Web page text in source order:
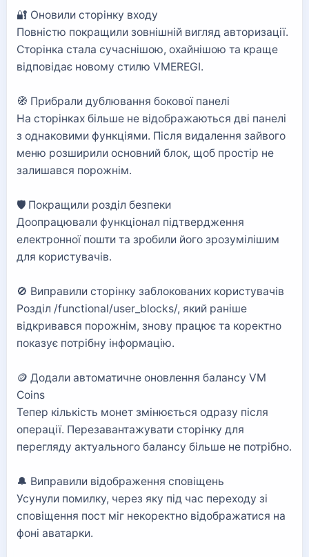
🔐 Оновили сторінку входу
Повністю покращили зовнішній вигляд авторизації.
Сторінка стала сучаснішою, охайнішою та краще
відповідає новому стилю VMEREGI.
🧭 Прибрали дублювання бокової панелі
На сторінках більше не відображаються дві панелі
з однаковими функціями. Після видалення зайвого
меню розширили основний блок, щоб простір не
залишався порожнім.
🛡️ Покращили розділ безпеки
Доопрацювали функціонал підтвердження
електронної пошти та зробили його зрозумілішим
для користувачів.
🚫 Виправили сторінку заблокованих користувачів
Розділ /functional/user_blocks/, який раніше
відкривався порожнім, знову працює та коректно
показує потрібну інформацію.
🪙 Додали автоматичне оновлення балансу VM
Coins
Тепер кількість монет змінюється одразу після
операції. Перезавантажувати сторінку для
перегляду актуального балансу більше не потрібно.
🔔 Виправили відображення сповіщень
Усунули помилку, через яку під час переходу зі
сповіщення пост міг некоректно відображатися на
фоні аватарки.